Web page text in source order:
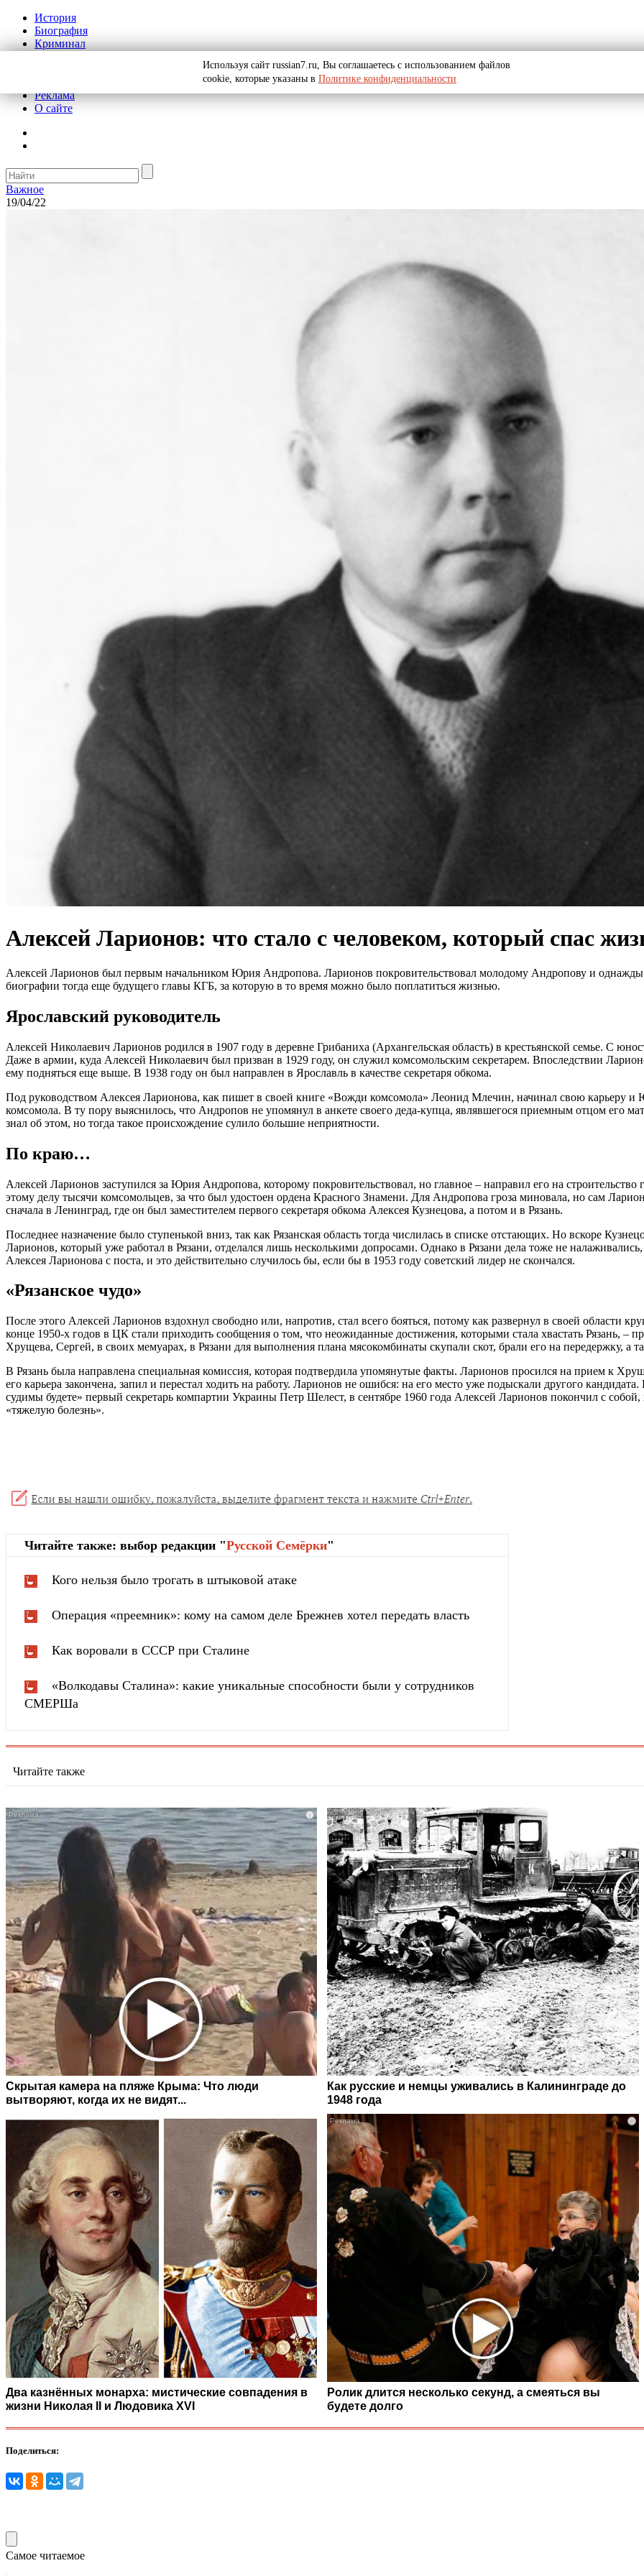
История
Биография
Криминал
Реклама
О сайте
Важное
19/04/22
Алексей Ларионов: что стало с человеком, который спас
Алексей Ларионов был первым начальником Юрия Андропова. Ларионов покровительствовал молодому Андропову и
биографии тогда еще будущего главы КГБ, за которую в то время можно было поплатиться жизнью.
Ярославский руководитель
Алексей Николаевич Ларионов родился в 1907 году в деревне Грибаниха (Архангельская область) в крестьянской семье. С
Даже в армии, куда Алексей Николаевич был призван в 1929 году, он служил комсомольским секретарем. Впоследствии
ему подняться еще выше. В 1938 году он был направлен в Ярославль в качестве секретаря обкома.
Под руководством Алексея Ларионова, как пишет в своей книге «Вожди комсомола» Леонид Млечин, начинал свою карьеру и
комсомола. В ту пору выяснилось, что Андропов не упомянул в анкете своего деда-купца, являвшегося приемным отцом
знал об этом, но тогда такое происхождение сулило большие неприятности.
По краю…
Алексей Ларионов заступился за Юрия Андропова, которому покровительствовал, но главное – направил его на
этому делу тысячи комсомольцев, за что был удостоен ордена Красного Знамени. Для Андропова гроза миновала, но сам
сначала в Ленинград, где он был заместителем первого секретаря обкома Алексея Кузнецова, а потом и в Рязань.
Последнее назначение было ступенькой вниз, так как Рязанская область тогда числилась в списке отстающих. Но вскоре
Ларионов, который уже работал в Рязани, отделался лишь несколькими допросами. Однако в Рязани дела тоже не
Алексея Ларионова с поста, и это действительно случилось бы, если бы в 1953 году советский лидер не скончался.
«Рязанское чудо»
После этого Алексей Ларионов вздохнул свободно или, напротив, стал всего бояться, потому как развернул в своей области
конце 1950-х годов в ЦК стали приходить сообщения о том, что неожиданные достижения, которыми стала хвастать Рязань,
Хрущева, Сергей, в своих мемуарах, в Рязани для выполнения плана мясокомбинаты скупали скот, брали его на передержку, а
В Рязань была направлена специальная комиссия, которая подтвердила упомянутые факты. Ларионов просился на прием к
его карьера закончена, запил и перестал ходить на работу. Ларионов не ошибся: на его место уже подыскали другого
судимы будете» первый секретарь компартии Украины Петр Шелест, в сентябре 1960 года Алексей Ларионов покончил с
«тяжелую болезнь».
Читайте также: выбор редакции "Русской Cемёрки"
Кого нельзя было трогать в штыковой атаке
Операция «преемник»: кому на самом деле Брежнев хотел передать власть
Как воровали в СССР при Сталине
«Волкодавы Сталина»: какие уникальные способности были у сотрудников
СМЕРШа
Читайте также
i
Скрытая камера на пляже Крыма: Что люди
вытворяют, когда их не видят...
Как русские и немцы уживались в Калининграде до
1948 года
Два казнённых монарха: мистические совпадения в
жизни Николая II и Людовика XVI
i
Ролик длится несколько секунд, а смеяться вы
будете долго
Поделиться:
Самое читаемое
Используя сайт russian7.ru, Вы соглашаетесь с использованием файлов
cookie, которые указаны в Политике конфиденциальности